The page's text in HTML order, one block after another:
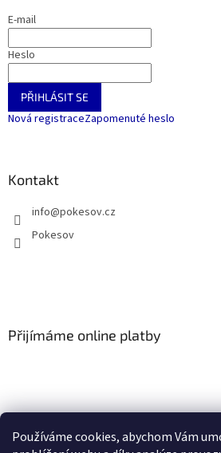
Používáme cookies, abychom Vám
E-mail
Heslo
PŘIHLÁSIT SE
Nová registraceZapomenuté heslo
Kontakt
info@pokesov.cz
Pokesov
Přijímáme online platby
SLOVNÍČEK